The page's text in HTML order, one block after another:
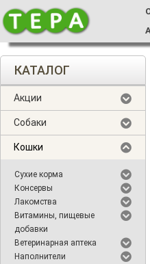
КАТАЛОГ
Акции
Собаки
Кошки
Сухие корма
Консервы
Лакомства
Витамины, пищевые
добавки
Ветеринарная аптека
Наполнители